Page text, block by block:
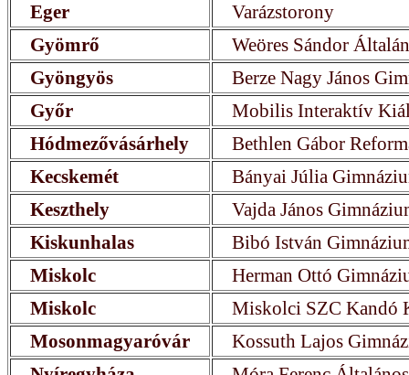
Eger
Varázstorony
Gyömrő
Weöres Sándor
Gyöngyös
Berze Nagy János
Győr
Mobilis Interaktív
Hódmezővásárhely
Bethlen Gábor
Kecskemét
Bányai Júlia
Keszthely
Vajda János
Kiskunhalas
Bibó István
Miskolc
Herman Ottó
Miskolc
Miskolci SZC Kandó
Mosonmagyaróvár
Kossuth Lajos